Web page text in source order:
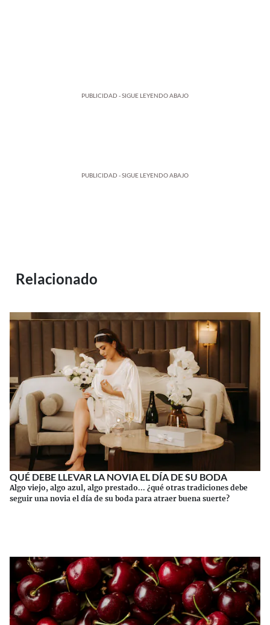
PUBLICIDAD - SIGUE LEYENDO ABAJO
PUBLICIDAD - SIGUE LEYENDO ABAJO
Relacionado
QUÉ DEBE LLEVAR LA NOVIA EL DÍA DE SU BODA
Algo viejo, algo azul, algo prestado... ¿qué otras tradiciones debe
seguir una novia el día de su boda para atraer buena suerte?